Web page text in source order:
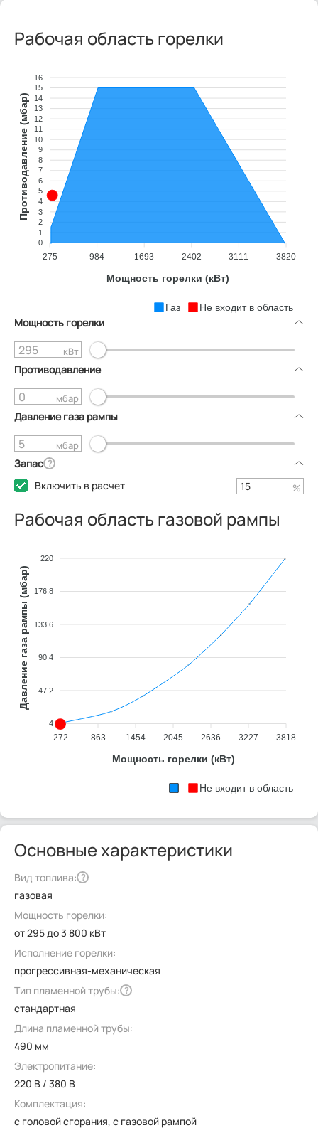
Рабочая область горелки
16
15
14
13
12
11
10
9
8
7
6
5
4
3
2
1
0
Противодавление (мбар)
275 984 1693 2402 3111 3820
Мощность горелки (кВт)
Газ Не входит в область
Рабочая область газовой рампы
220
176.8
133.6
90.4
47.2
4
Давление газа рампы (мбар)
272 863 1454 2045 2636 3227 3818
Мощность горелки (кВт)
Не входит в область
Мощность горелки
кВт
Противодавление
мбар
Давление газа рампы
мбар
Запас ?
Включить в расчет %
Основные характеристики
Вид топлива: ?
газовая
Мощность горелки:
от 295 до 3 800 кВт
Исполнение горелки:
прогрессивная-механическая
Тип пламенной трубы: ?
стандартная
Длина пламенной трубы:
490 мм
Электропитание:
220 В / 380 В
Комплектация:
с головой сгорания, с газовой рампой